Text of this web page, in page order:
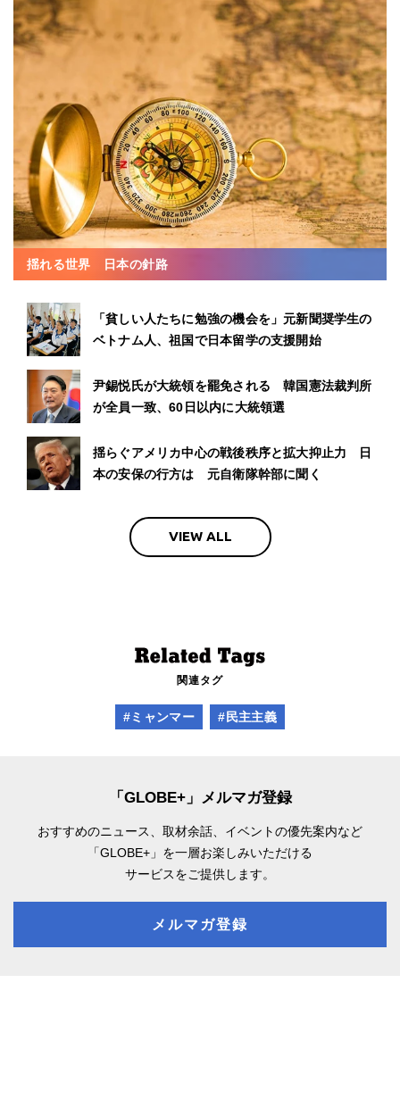
揺れる世界 日本の針路
「貧しい人たちに勉強の機会を」元新聞奨学生の
ベトナム人、祖国で日本留学の支援開始
尹錫悦氏が大統領を罷免される 韓国憲法裁判所
が全員一致、60日以内に大統領選
揺らぐアメリカ中心の戦後秩序と拡大抑止力 日
本の安保の行方は 元自衛隊幹部に聞く
VIEW ALL
関連タグ
#ミャンマー #民主主義
「GLOBE+」メルマガ登録
おすすめのニュース、取材余話、 イベントの優先案内など
「GLOBE+」を一層お楽しみいただける
サービスをご提供します。
メルマガ登録